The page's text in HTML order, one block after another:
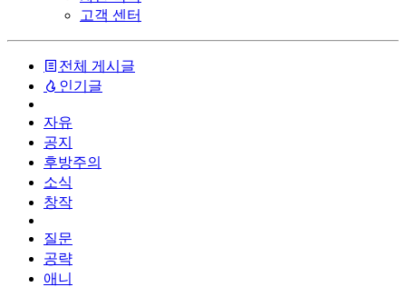
고객 센터
전체 게시글
인기글
자유
공지
후방주의
소식
창작
질문
공략
애니